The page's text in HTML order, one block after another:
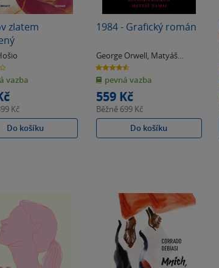
zlatem
vazba
Kč
Do košíku
1984 - Grafický román
George Orwell, Matyáš
Namai
4.6
z
5
hvězdiček
pevná vazba
559 Kč
Běžně 699 Kč
Do košíku